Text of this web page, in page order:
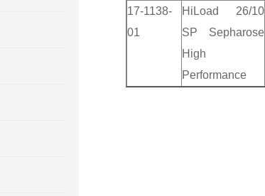
17-1138-
01
HiLoad 26/10
SP Sepharose
High
Performance